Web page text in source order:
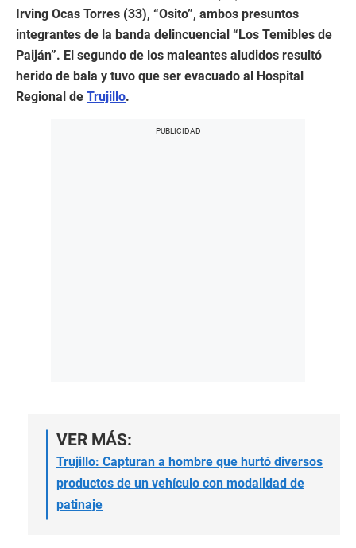
Irving Ocas Torres (33), “Osito”, ambos presuntos
integrantes de la banda delincuencial “Los Temibles de
Paiján”. El segundo de los maleantes aludidos resultó
herido de bala y tuvo que ser evacuado al Hospital
Regional de Trujillo.
VER MÁS:
Trujillo: Capturan a hombre que hurtó diversos
productos de un vehículo con modalidad de
patinaje